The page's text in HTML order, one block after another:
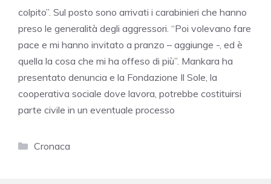
colpito”. Sul posto sono arrivati i carabinieri che hanno
preso le generalità degli aggressori. “Poi volevano fare
pace e mi hanno invitato a pranzo – aggiunge -, ed è
quella la cosa che mi ha offeso di più”. Mankara ha
presentato denuncia e la Fondazione Il Sole, la
cooperativa sociale dove lavora, potrebbe costituirsi
parte civile in un eventuale processo
Categorie
Cronaca